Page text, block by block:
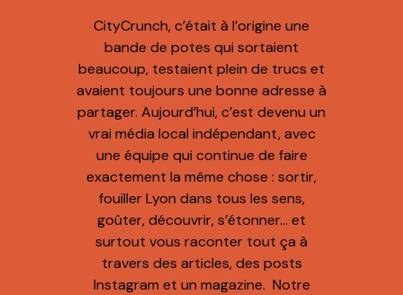
CityCrunch, c’était à l’origine une
bande de potes qui sortaient
beaucoup, testaient plein de trucs et
avaient toujours une bonne adresse à
partager. Aujourd’hui, c’est devenu un
vrai média local indépendant, avec
une équipe qui continue de faire
exactement la même chose : sortir,
fouiller Lyon dans tous les sens,
goûter, découvrir, s’étonner… et
surtout vous raconter tout ça à
travers des articles, des posts
Instagram et un magazine. Notre